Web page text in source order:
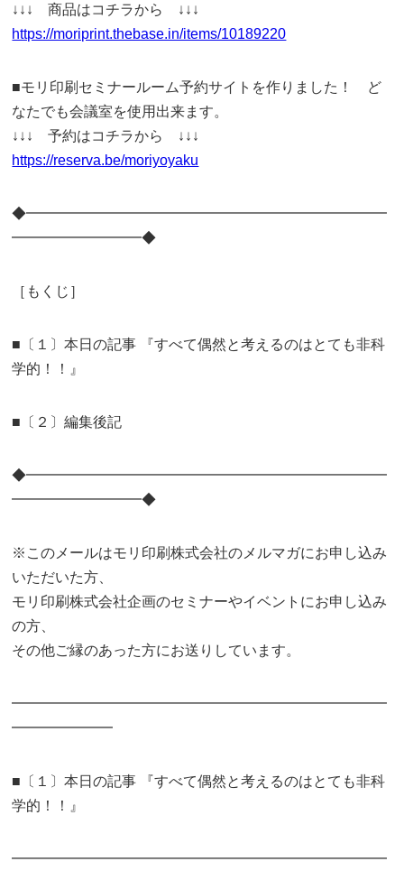
↓↓↓ 商品はコチラから ↓↓↓
https://moriprint.thebase.in/items/10189220
■モリ印刷セミナールーム予約サイトを作りました！ ど
なたでも会議室を使用出来ます。
↓↓↓ 予約はコチラから ↓↓↓
https://reserva.be/moriyoyaku
◆━━━━━━━━━━━━━━━━━━━━━━━━━
━━━━━━━━━◆
［もくじ］
■〔１〕本日の記事 『すべて偶然と考えるのはとても非科
学的！！』
■〔２〕編集後記
◆━━━━━━━━━━━━━━━━━━━━━━━━━
━━━━━━━━━◆
※このメールはモリ印刷株式会社のメルマガにお申し込み
いただいた方、
モリ印刷株式会社企画のセミナーやイベントにお申し込み
の方、
その他ご縁のあった方にお送りしています。
━━━━━━━━━━━━━━━━━━━━━━━━━━
━━━━━━━
■〔１〕本日の記事 『すべて偶然と考えるのはとても非科
学的！！』
━━━━━━━━━━━━━━━━━━━━━━━━━━